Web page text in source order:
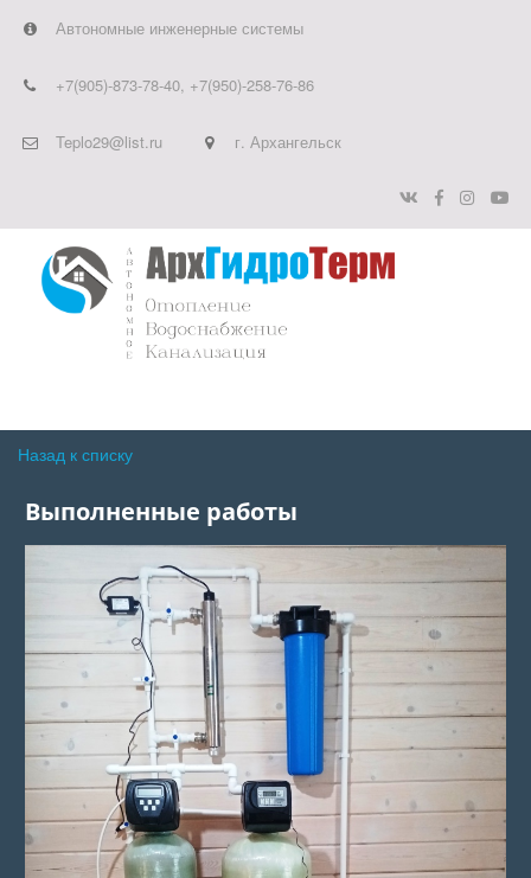
Автономные инженерные системы
+7(905)-873-78-40, +7(950)-258-76-86
Teplo29@list.ru г. Архангельск
Назад к списку
Выполненные работы